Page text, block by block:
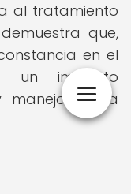
al tratamiento
que,
en el
un impacto
manejo de la